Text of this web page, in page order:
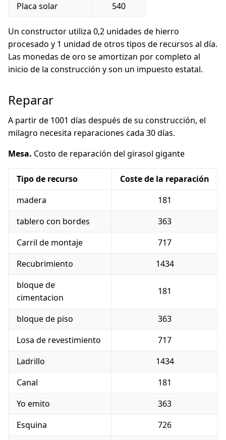
Placa solar
540
Un constructor utiliza 0,2 unidades de hierro
procesado y 1 unidad de otros tipos de recursos al día.
Las monedas de oro se amortizan por completo al
inicio de la construcción y son un impuesto estatal.
Reparar
A partir de 1001 días después de su construcción, el
milagro necesita reparaciones cada 30 días.
Mesa. Costo de reparación del girasol gigante
Tipo de recurso
Coste de la reparación
madera
181
tablero con bordes
363
Carril de montaje
717
Recubrimiento
1434
bloque de
cimentacion
181
bloque de piso
363
Losa de revestimiento
717
Ladrillo
1434
Canal
181
Yo emito
363
Esquina
726